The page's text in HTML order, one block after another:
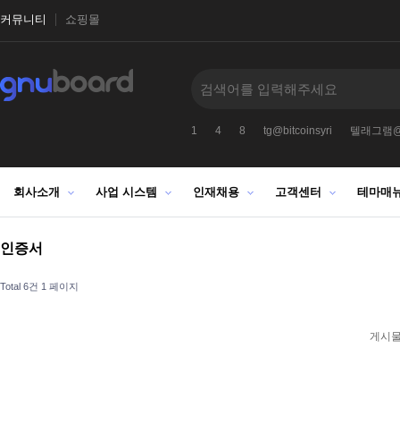
커뮤니티 쇼핑몰
1 4 8 tg@bitcoinsyri 텔래그램
회사소개 사업 시스템 인재채용 고객센터 테마매
인증서
Total 6건 1 페이지
게시